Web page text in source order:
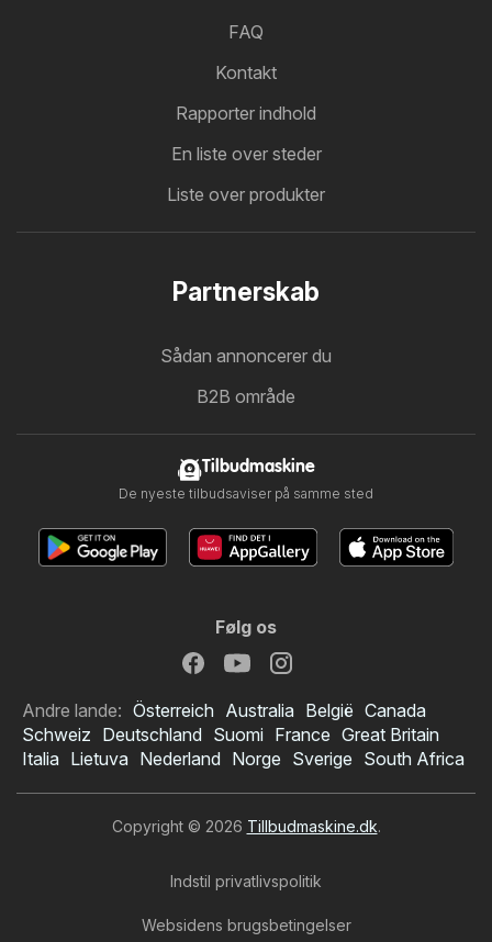
FAQ
Kontakt
Rapporter indhold
En liste over steder
Liste over produkter
Partnerskab
Sådan annoncerer du
B2B område
Tilbudmaskine
De nyeste tilbudsaviser på samme sted
Følg os
Andre lande: Österreich Australia België Canada
Schweiz Deutschland Suomi France Great Britain
Italia Lietuva Nederland Norge Sverige South Africa
Copyright © 2026 Tillbudmaskine.dk.
Indstil privatlivspolitik
Websidens brugsbetingelser